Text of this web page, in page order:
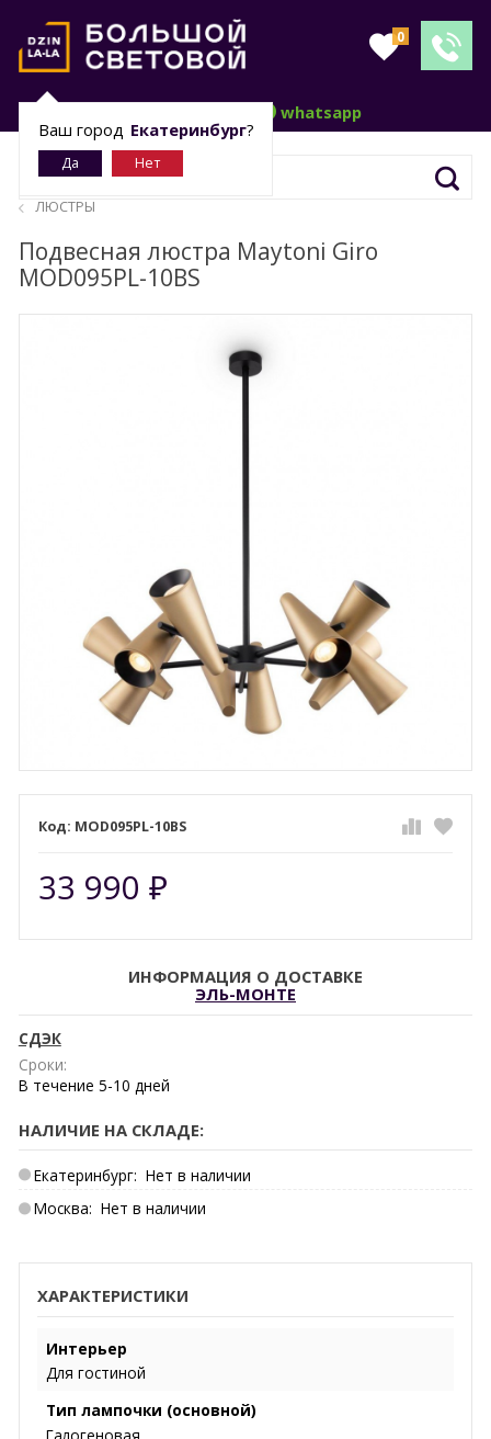
0
Ваш город Екатеринбург?
whatsapp
ЛЮСТРЫ
Подвесная люстра Maytoni Giro
MOD095PL-10BS
MOD095PL-10BS
33 990 ₽
ИНФОРМАЦИЯ О ДОСТАВКЕ
ЭЛЬ-МОНТЕ
СДЭК
Сроки:
В течение 5-10 дней
НАЛИЧИЕ НА СКЛАДЕ:
Екатеринбург: Нет в наличии
Москва: Нет в наличии
ХАРАКТЕРИСТИКИ
Интерьер
Для гостиной
Тип лампочки (основной)